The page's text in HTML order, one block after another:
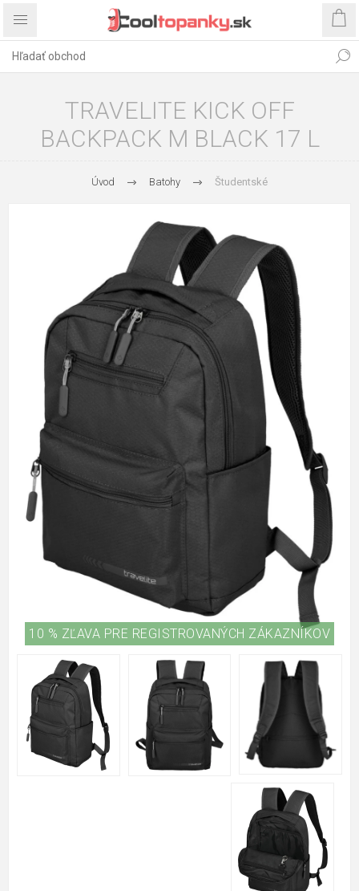
TRAVELITE KICK OFF
BACKPACK M BLACK 17 L
Úvod Batohy Študentské
10 % ZĽAVA PRE REGISTROVANÝCH ZÁKAZNÍKOV